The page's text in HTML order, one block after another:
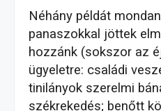
Néhány példát
panaszokkal jöttek
hozzánk (sokszor az
ügyeletre: családi
tinilányok szerelmi
székrekedés; benőtt